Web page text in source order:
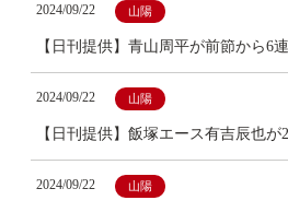
2024/09/22 山陽
【日刊提供】青山周平が前節から6
2024/09/22 山陽
【日刊提供】飯塚エース有吉辰也
2024/09/22 山陽